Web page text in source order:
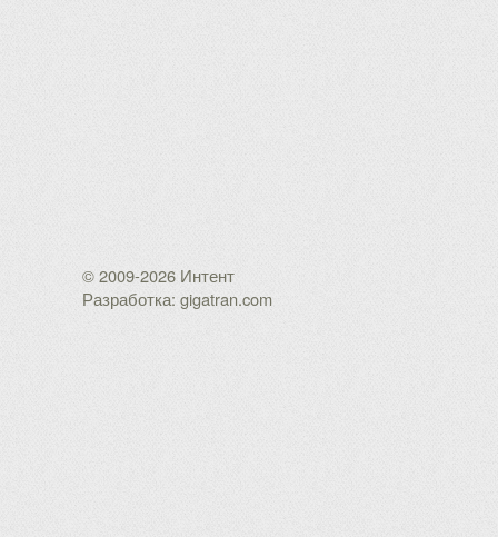
© 2009-2026 Интент
Разработка: gigatran.com